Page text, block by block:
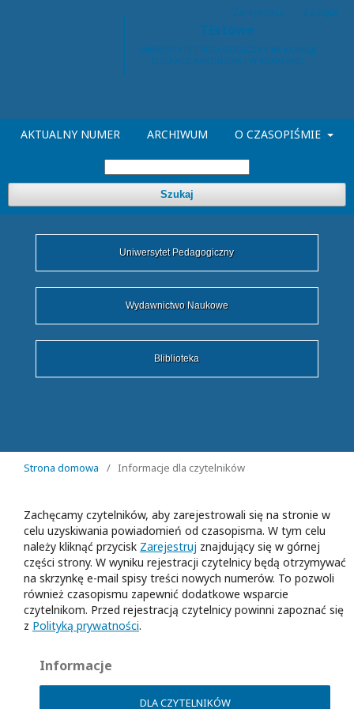
TEstowe
AKTUALNY NUMER ARCHIWUM O CZASOPIŚMIE
Szukaj
Zarejestruj Zaloguj
Uniwersytet Pedagogiczny
Wydawnictwo Naukowe
Bliblioteka
Strona domowa / Informacje dla czytelników
Zachęcamy czytelników, aby zarejestrowali się na stronie w
celu uzyskiwania powiadomień od czasopisma. W tym celu
należy kliknąć przycisk Zarejestruj znajdujący się w górnej
części strony. W wyniku rejestracji czytelnicy będą otrzymywać
na skrzynkę e-mail spisy treści nowych numerów. To pozwoli
również czasopismu zapewnić dodatkowe wsparcie
czytelnikom. Przed rejestracją czytelnicy powinni zapoznać się
z Polityką prywatności.
Informacje
DLA CZYTELNIKÓW